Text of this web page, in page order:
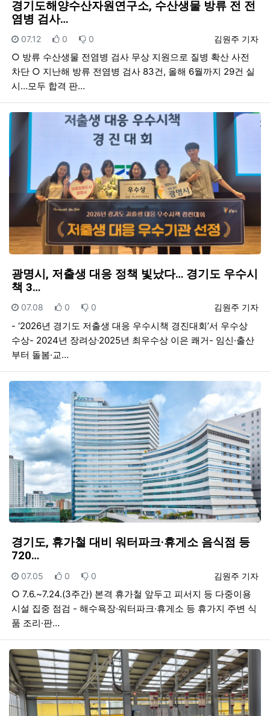
경기도해양수산자원연구소, 수산생물 방류 전 전
염병 검사…
등록자
김원주 기자
등록일
07.12 추천
0 비추천
0
○ 방류 수산생물 전염병 검사 무상 지원으로 질병 확산 사전
차단 ○ 지난해 방류 전염병 검사 83건, 올해 6월까지 29건 실
시…모두 합격 판…
광명시, 저출생 대응 정책 빛났다… 경기도 우수시
책 3…
등록자
김원주 기자
등록일
07.08 추천
0 비추천
0
- ‘2026년 경기도 저출생 대응 우수시책 경진대회’서 우수상
수상- 2024년 장려상·2025년 최우수상 이은 쾌거- 임신·출산
부터 돌봄·교…
경기도, 휴가철 대비 워터파크·휴게소 음식점 등
720…
등록자
김원주 기자
등록일
07.05 추천
0 비추천
0
○ 7.6.~7.24.(3주간) 본격 휴가철 앞두고 피서지 등 다중이용
시설 집중 점검 - 해수욕장·워터파크·휴게소 등 휴가지 주변 식
품 조리·판…